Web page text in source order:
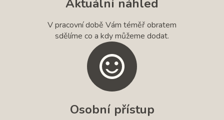
Aktuální náhled
V pracovní době Vám téměř obratem
sdělíme co a kdy můžeme dodat.
Osobní přístup